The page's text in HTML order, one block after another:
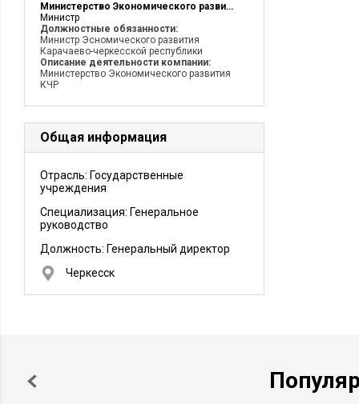
Министерство Экономического развития
Министр
Должностные обязанности:
Министр Эсномического развития
Карачаево-черкесской республики
Описание деятельности компании:
Министерство Экономического развития
КЧР
Общая информация
Отрасль: Государственные
учреждения
Специализация: Генеральное
руководство
Должность: Генеральный директор
Черкесск